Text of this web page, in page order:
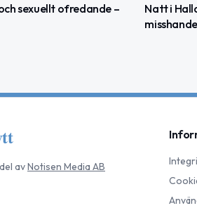
sexuellt ofredande –
Natt i
avNotisen Media AB